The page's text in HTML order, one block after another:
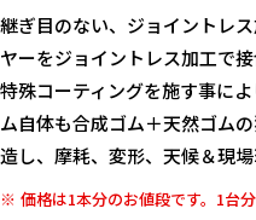
継ぎ目のない、ジョイントレ
ヤーをジョイントレス加工で
特殊コーティングを施す事に
ム自体も合成ゴム＋天然ゴム
造し、摩耗、変形、天候＆現
価格は1本分のお値段です。1台